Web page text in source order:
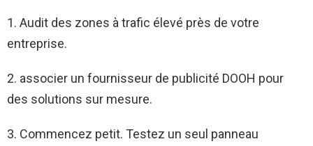
1. Audit des zones à trafic élevé près de votre
entreprise.
2. associer un fournisseur de publicité DOOH pour
des solutions sur mesure.
3. Commencez petit. Testez un seul panneau